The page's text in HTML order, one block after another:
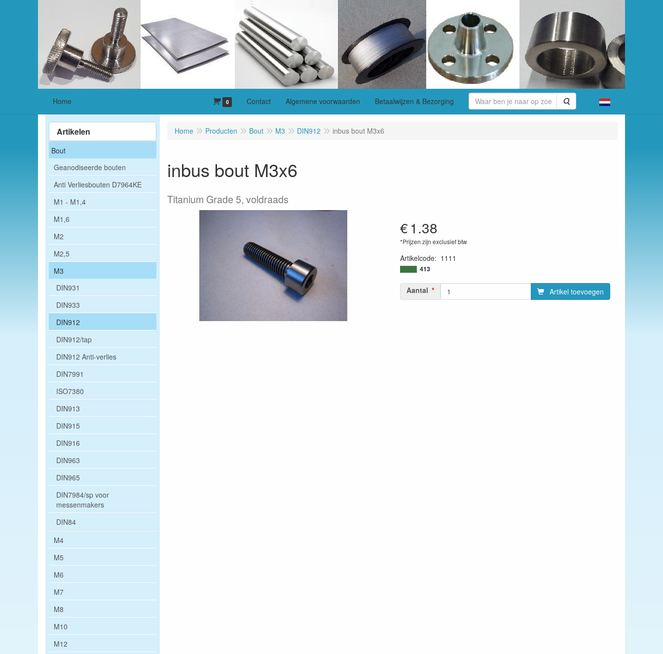
Home 0 Contact Algemene voorwaarden Betaalwijzen & Bezorging Zoeken
Artikelen
Bout
Geanodiseerde bouten
Anti Verliesbouten D7964KE
M1 - M1,4
M1,6
M2
M2,5
M3
DIN931
DIN933
DIN912
DIN912/tap
DIN912 Anti-verlies
DIN7991
ISO7380
DIN913
DIN915
DIN916
DIN963
DIN965
DIN7984/sp voor
messenmakers
DIN84
M4
M5
M6
M7
M8
M10
M12
Home Producten Bout M3 DIN912 inbus bout M3x6
inbus bout M3x6
Titanium Grade 5, voldraads
€1.38
*Prijzen zijn exclusief btw
Artikelcode: 1111
413
Aantal Artikel toevoegen